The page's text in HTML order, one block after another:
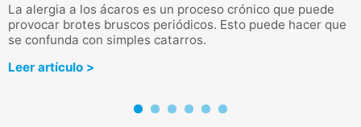
La alergia a los ácaros es un proceso crónico que puede
provocar brotes bruscos periódicos. Esto puede hacer que
se confunda con simples catarros.
Leer artículo >